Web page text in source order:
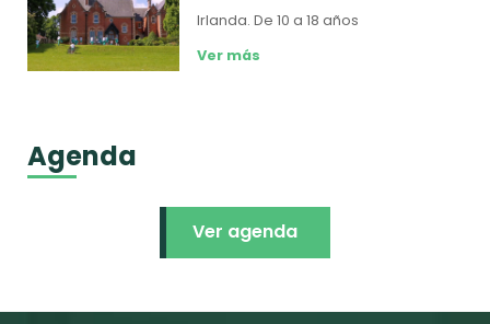
Irlanda.De 10 a 18 años
Ver más
Agenda
Ver agenda